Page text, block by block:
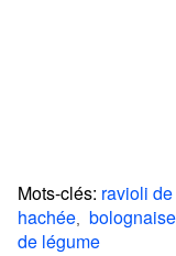
Mots-clés: ravioli
hachée, bolognaise
de légume